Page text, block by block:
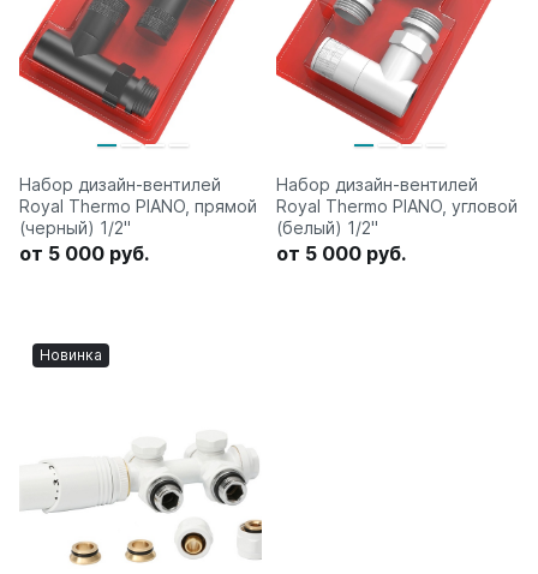
Набор дизайн-вентилей
Royal Thermo PIANO, прямой
(черный) 1/2"
от 5 000 руб.
Набор дизайн-вентилей
Royal Thermo PIANO, угловой
(белый) 1/2"
от 5 000 руб.
Новинка